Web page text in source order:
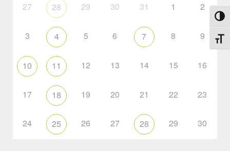
27 28 29 30 31 1 2
3 4 5 6 7 8 9
10 11 12 13 14 15 16
17 18 19 20 21 22 23
24 25 26 27 28 29 30